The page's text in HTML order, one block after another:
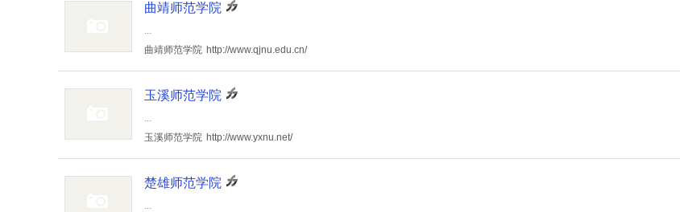
曲靖师范学院
...
曲靖师范学院 http://www.qjnu.edu.cn/
玉溪师范学院
...
玉溪师范学院 http://www.yxnu.net/
楚雄师范学院
...